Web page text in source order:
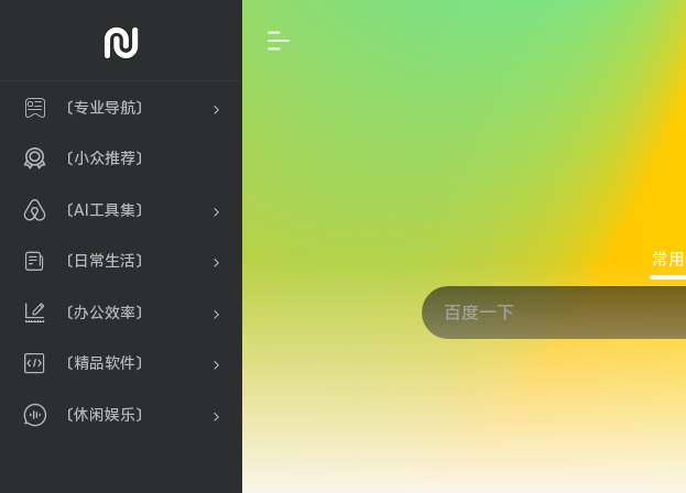
〔专业导航〕
〔小众推荐〕
〔AI工具集〕
〔日常生活〕
〔办公效率〕
〔精品软件〕
〔休闲娱乐〕
常用